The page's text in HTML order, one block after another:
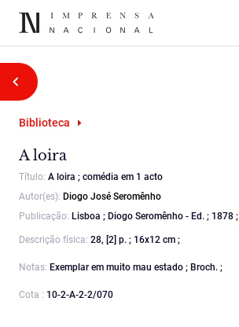
Biblioteca
A loira
Título: A loira ; comédia em 1 acto
Autor(es): Diogo José Seromênho
Publicação: Lisboa ; Diogo Seromênho - Ed. ; 1878 ;
Descrição física: 28, [2] p. ; 16x12 cm ;
Notas: Exemplar em muito mau estado ; Broch. ;
Cota : 10-2-A-2-2/070